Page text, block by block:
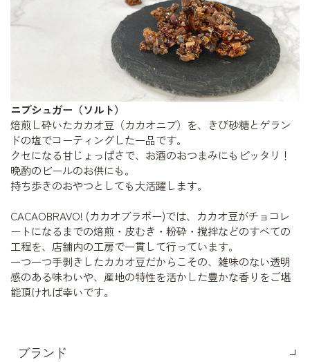
ニブシュガー（ソルト）
焙煎し砕いたカカオ豆（カカオニブ）を、きび砂糖とゲラン
ドの塩でコーティングした一品です。
クセになる甘じょっぱさで、お酒のおつまみにもピッタリ！
晩酌のビールのお供にも。
持ち歩きのおやつとしても大活躍します。
CACAOBRAVO! (カカオブラボー)では、カカオ豆がチョコレ
ートになるまでの焙煎・皮むき・粉砕・撹拌などのすべての
工程を、店舗内の工房で一貫して行っています。
一つ一つ手剥きしたカカオ豆だからこその、雑味のない透明
感のある味わいや、産地の特性を活かした豊かな香りをご堪
能頂ければ幸いです。
ブランド